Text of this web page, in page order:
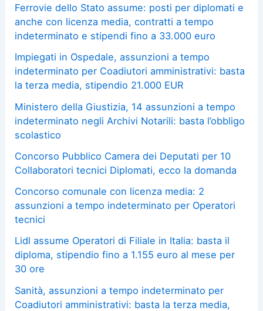
Ferrovie dello Stato assume: posti per diplomati e
anche con licenza media, contratti a tempo
indeterminato e stipendi fino a 33.000 euro
Impiegati in Ospedale, assunzioni a tempo
indeterminato per Coadiutori amministrativi: basta
la terza media, stipendio 21.000 EUR
Ministero della Giustizia, 14 assunzioni a tempo
indeterminato negli Archivi Notarili: basta l’obbligo
scolastico
Concorso Pubblico Camera dei Deputati per 10
Collaboratori tecnici Diplomati, ecco la domanda
Concorso comunale con licenza media: 2
assunzioni a tempo indeterminato per Operatori
tecnici
Lidl assume Operatori di Filiale in Italia: basta il
diploma, stipendio fino a 1.155 euro al mese per
30 ore
Sanità, assunzioni a tempo indeterminato per
Coadiutori amministrativi: basta la terza media,